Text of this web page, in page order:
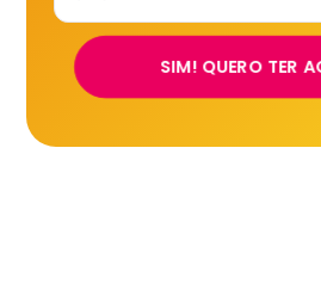
SIM! QUERO TER